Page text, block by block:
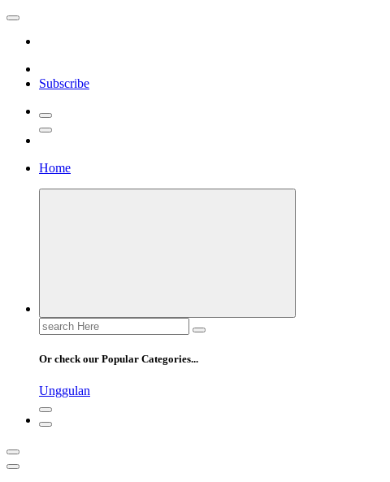
Skip
content
Cakapbola
Pusatscore adalah platform yang hadir untuk para penggemar sepak
Subscribe
Home
Search
for:
Or check our Popular Categories...
Unggulan